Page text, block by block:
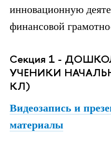
инновационную
финансовой
Секция 1 -
УЧЕНИКИ
КЛ)
Видеозапись и
материалы